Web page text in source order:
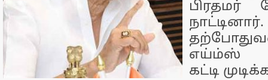
பிரதமர்
எய்ம்ஸ்
கட்டி